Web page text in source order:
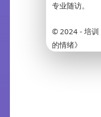
专业随访。
© 2024 - 培训
的情绪》